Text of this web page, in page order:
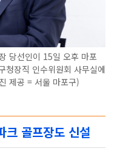
당선인이 15일 오후 마포
청장직 인수위원회 사무실에
제공 = 서울 마포구)
골프장도 신설